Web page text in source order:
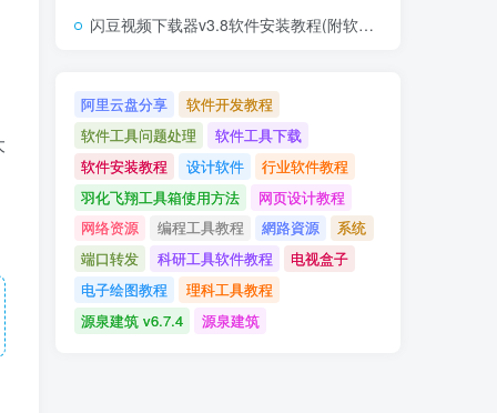
闪豆视频下载器v3.8软件安装教程(附软件下载地址)
阿里云盘分享
软件开发教程
软件工具问题处理
软件工具下载
软件安装教程
设计软件
行业软件教程
羽化飞翔工具箱使用方法
网页设计教程
网络资源
编程工具教程 網路資源
系统
端口转发
科研工具软件教程
电视盒子
电子绘图教程
理科工具教程
源泉建筑 v6.7.4
源泉建筑